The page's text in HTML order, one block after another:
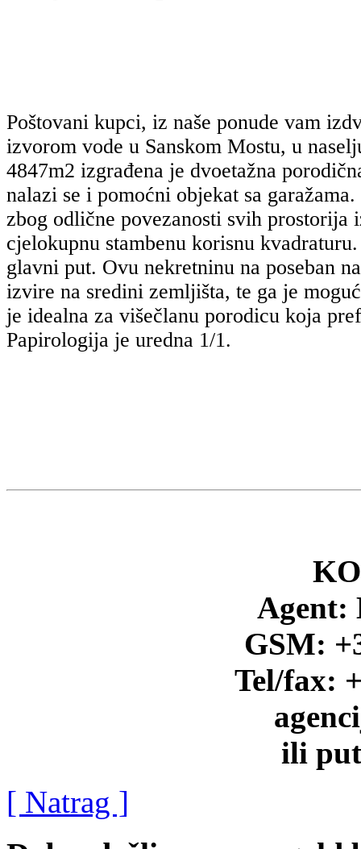
Poštovani kupci, iz naše ponude vam
izvorom vode u Sanskom Mostu, u
4847m2 izgrađena je dvoetažna
nalazi se i pomoćni objekat sa garažama.
zbog odlične povezanosti svih prostorija
cjelokupnu stambenu korisnu
glavni put. Ovu nekretninu na poseban
izvire na sredini zemljišta, te ga je
je idealna za višečlanu porodicu koja
Papirologija je uredna 1/1.
Agent:
GSM:
Tel/fax:
ili
[ Natrag ]